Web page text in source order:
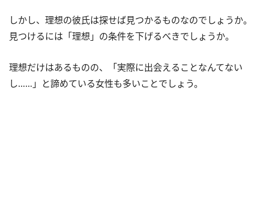
しかし、理想の彼氏は探せば見つかるものなのでしょうか。
見つけるには「理想」の条件を下げるべきでしょうか。
理想だけはあるものの、「実際に出会えることなんてない
し……」と諦めている女性も多いことでしょう。